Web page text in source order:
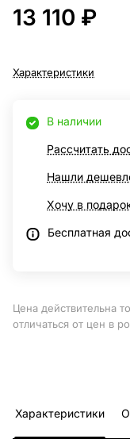
13 110 ₽
Характеристики
В наличии
Рассчитать
Нашли
Хочу в
Бесплатная
Цена действительна
отличаться от цен в
Характеристики